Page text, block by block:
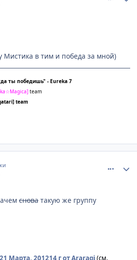
Мистика в тим и победа за мной)
ты победишь" - Eureka 7
team
team
снова такую же группу
21 Марта, 201214 гот Araragi (см.